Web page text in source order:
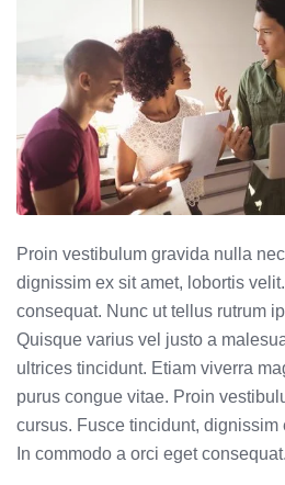
Proin vestibulum gravida nulla
dignissim ex sit amet, lobortis
consequat. Nunc ut tellus rutrum
Quisque varius vel justo a
ultrices tincidunt. Etiam viverra
purus congue vitae. Proin
cursus. Fusce tincidunt, dignissim
In commodo a orci eget consequat.